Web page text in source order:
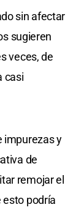
sin afectar
sugieren
veces, de
casi
impurezas y
de
remojar el
esto podría